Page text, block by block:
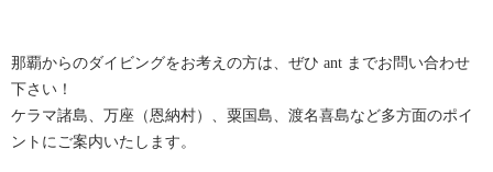
那覇からのダイビングをお考えの方は、ぜひ ant までお問い合わせ
下さい！
ケラマ諸島、万座（恩納村）、粟国島、渡名喜島など多方面のポイ
ントにご案内いたします。